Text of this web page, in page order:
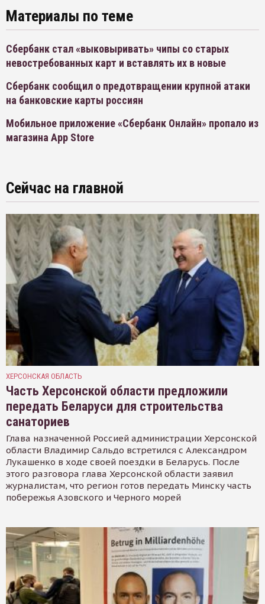
Материалы по теме
Сбербанк стал «выковыривать» чипы со старых
невостребованных карт и вставлять их в новые
Сбербанк сообщил о предотвращении крупной атаки
на банковские карты россиян
Мобильное приложение «Сбербанк Онлайн» пропало из
магазина App Store
Сейчас на главной
ХЕРСОНСКАЯ ОБЛАСТЬ
Часть Херсонской области предложили
передать Беларуси для строительства
санаториев
Глава назначенной Россией администрации Херсонской
области Владимир Сальдо встретился с Александром
Лукашенко в ходе своей поездки в Беларусь. После
этого разговора глава Херсонской области заявил
журналистам, что регион готов передать Минску часть
побережья Азовского и Черного морей